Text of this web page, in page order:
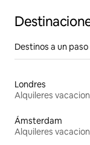
Destinos a un
Londres
Alquileres
Ámsterdam
Alquileres